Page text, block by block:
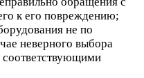
к его повреждению;
не по
неверного выбора